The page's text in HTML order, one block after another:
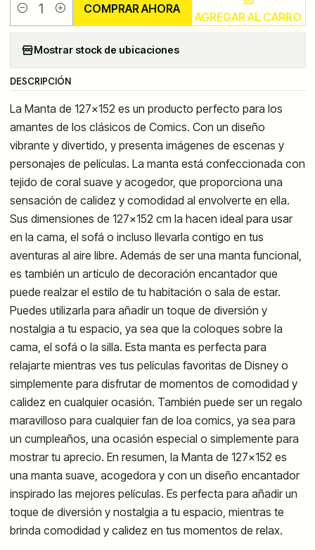
Cantidad AGREGAR AL CARRO
COMPRAR AHORA
Mostrar stock de ubicaciones
DESCRIPCIÓN
La Manta de 127x152 es un producto perfecto para los
amantes de los clásicos de Comics. Con un diseño
vibrante y divertido, y presenta imágenes de escenas y
personajes de películas. La manta está confeccionada con
tejido de coral suave y acogedor, que proporciona una
sensación de calidez y comodidad al envolverte en ella.
Sus dimensiones de 127x152 cm la hacen ideal para usar
en la cama, el sofá o incluso llevarla contigo en tus
aventuras al aire libre. Además de ser una manta funcional,
es también un artículo de decoración encantador que
puede realzar el estilo de tu habitación o sala de estar.
Puedes utilizarla para añadir un toque de diversión y
nostalgia a tu espacio, ya sea que la coloques sobre la
cama, el sofá o la silla. Esta manta es perfecta para
relajarte mientras ves tus películas favoritas de Disney o
simplemente para disfrutar de momentos de comodidad y
calidez en cualquier ocasión. También puede ser un regalo
maravilloso para cualquier fan de loa comics, ya sea para
un cumpleaños, una ocasión especial o simplemente para
mostrar tu aprecio. En resumen, la Manta de 127x152 es
una manta suave, acogedora y con un diseño encantador
inspirado las mejores películas. Es perfecta para añadir un
toque de diversión y nostalgia a tu espacio, mientras te
brinda comodidad y calidez en tus momentos de relax.